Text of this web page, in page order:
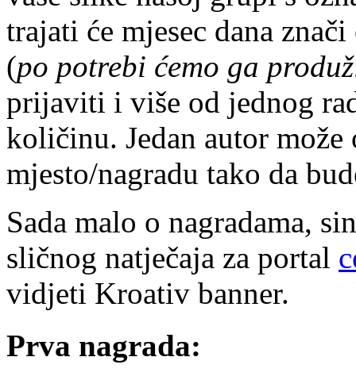
trajati će mjesec dana znači
(po potrebi ćemo ga
prijaviti i više od jednog
količinu. Jedan autor
mjesto/nagradu tako da
Sada malo o nagradama,
sličnog natječaja za portal
vidjeti Kroativ banner.
Prva nagrada: